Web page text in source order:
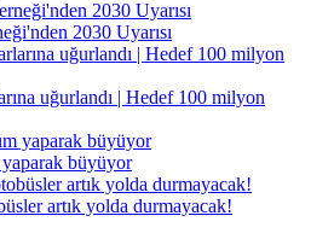
2030 Uyarısı
uğurlandı | Hedef 100 milyon
büyüyor
artık yolda durmayacak!